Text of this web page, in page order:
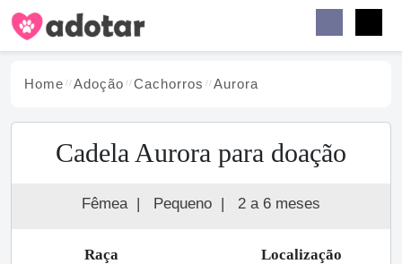
Home Adoção Cachorros Aurora
Cadela Aurora para doação
Fêmea | Pequeno | 2 a 6 meses
Raça
Localização